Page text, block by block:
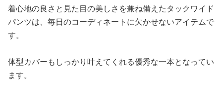
着心地の良さと見た目の美しさを兼ね備えたタックワイド
パンツは、毎日のコーディネートに欠かせないアイテムで
す。
体型カバーもしっかり叶えてくれる優秀な一本となってい
ます。